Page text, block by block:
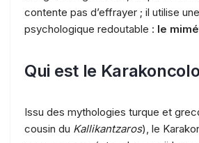
contente pas d’effrayer ; il utilise
psychologique redoutable : le
Qui est le
Issu des mythologies turque et
cousin du Kallikantzaros), le